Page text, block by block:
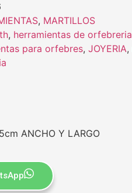
, MARTILLOS
, herramientas de orfebreria
para orfebres, JOYERIA,
ANCHO Y LARGO